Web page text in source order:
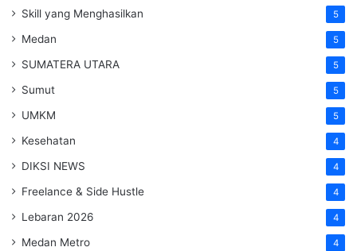
Skill yang Menghasilkan 5
Medan 5
SUMATERA UTARA 5
Sumut 5
UMKM 5
Kesehatan 4
DIKSI NEWS 4
Freelance & Side Hustle 4
Lebaran 2026 4
Medan Metro 4